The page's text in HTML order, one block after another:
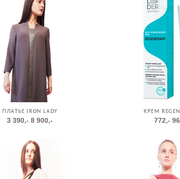
ПЛАТЬЕ IRON LADY
3 390,- 8 900,-
КРЕМ
772,-